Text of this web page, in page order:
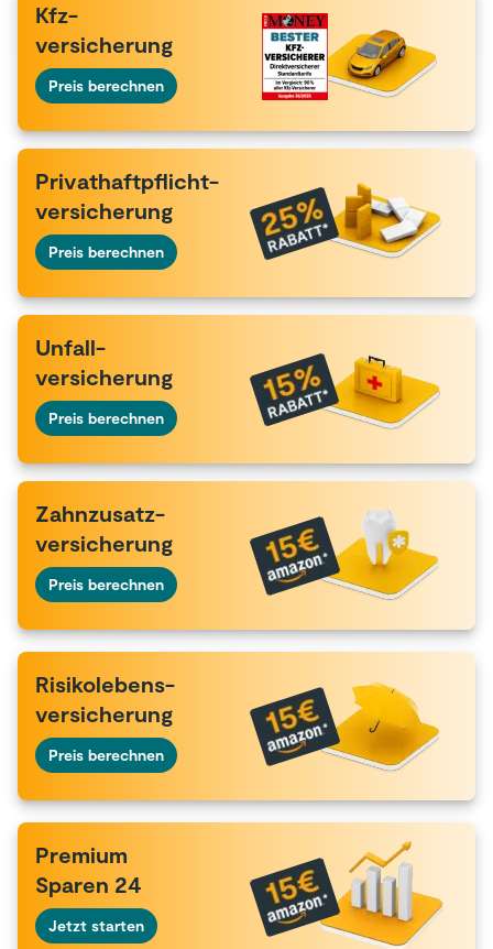
Kfz-
versicherung
Preis berechnen
Privat­haftpflicht-
versicherung
Preis berechnen
Unfall-
versicherung
Preis berechnen
Zahnzusatz-
versicherung
Preis berechnen
Risikolebens-
versicherung
Preis berechnen
Premium
Sparen 24
Jetzt starten